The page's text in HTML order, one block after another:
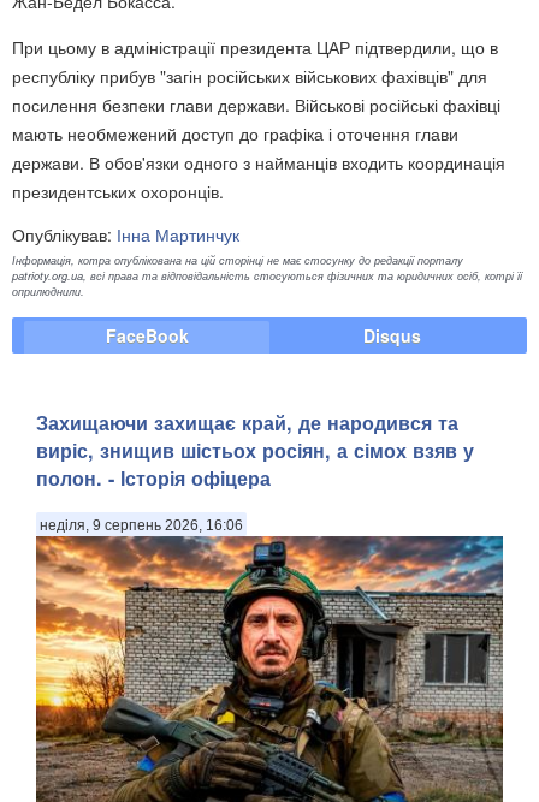
При цьому в адміністрації президента ЦАР підтвердили, що в
республіку прибув "загін російських військових фахівців" для
посилення безпеки глави держави. Військові російські фахівці
мають необмежений доступ до графіка і оточення глави
держави. В обов'язки одного з найманців входить координація
президентських охоронців.
Опублікував: Інна Мартинчук
Інформація, котра опублікована на цій сторінці не має стосунку до редакції порталу
patrioty.org.ua, всі права та відповідальність стосуються фізичних та юридичних осіб, котрі її
оприлюднили.
FaceBook Disqus
Захищаючи захищає край, де народився та
виріс, знищив шістьох росіян, а сімох взяв у
полон. - Історія офіцера
неділя, 9 серпень 2026, 16:06